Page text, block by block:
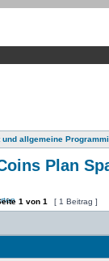
allgemeine
Plan
1 von 1 [ 1 Beitrag ]